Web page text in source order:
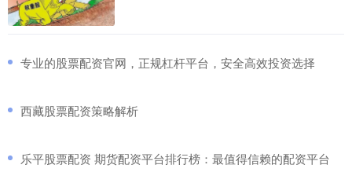
​专业的股票配资官网，正规杠杆平台，安全高效投资选择
​西藏股票配资策略解析
​乐平股票配资 期货配资平台排行榜：最值得信赖的配资平台